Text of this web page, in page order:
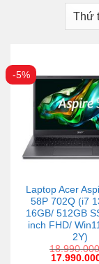
-5%
Laptop Acer
58P 702Q (i7
16GB/ 512GB
inch FHD/
2Y)